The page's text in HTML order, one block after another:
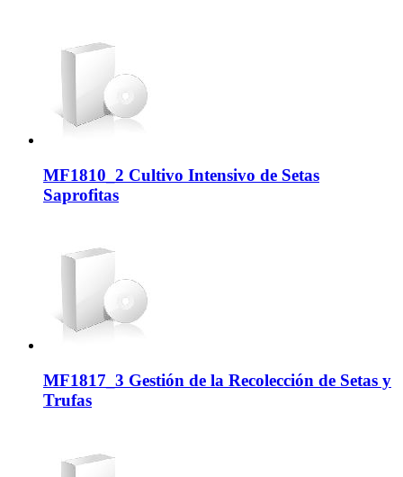
MF1810_2 Cultivo Intensivo de Setas
Saprofitas
MF1817_3 Gestión de la Recolección de Setas y
Trufas